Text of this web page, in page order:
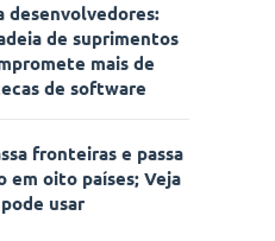
desenvolvedores:
de suprimentos
mais de
de software
fronteiras e passa
em oito países; Veja
usar